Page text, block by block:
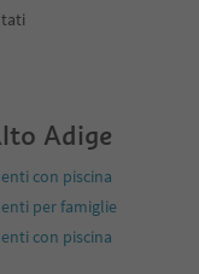
Adige
con piscina
per famiglie
con piscina